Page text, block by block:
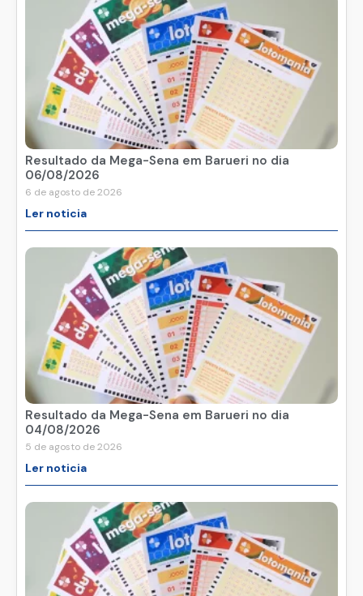
Resultado da Mega-Sena em Barueri no dia
06/08/2026
6 de agosto de 2026
Ler noticia
Resultado da Mega-Sena em Barueri no dia
04/08/2026
5 de agosto de 2026
Ler noticia